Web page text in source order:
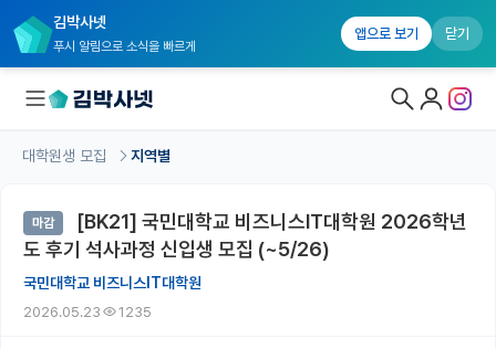
김박사넷
푸시 알림으로 소식을 빠르게
앱으로 보기 닫기
대학원생 모집 홈
기관별 모집 정보
연구실별 모집 정보
대학원생 모집 지역별
마감
[BK21] 국민대학교 비즈니스IT대학원 2026학년
도 후기 석사과정 신입생 모집 (~5/26)
국민대학교 비즈니스IT대학원
2026.05.23 1235